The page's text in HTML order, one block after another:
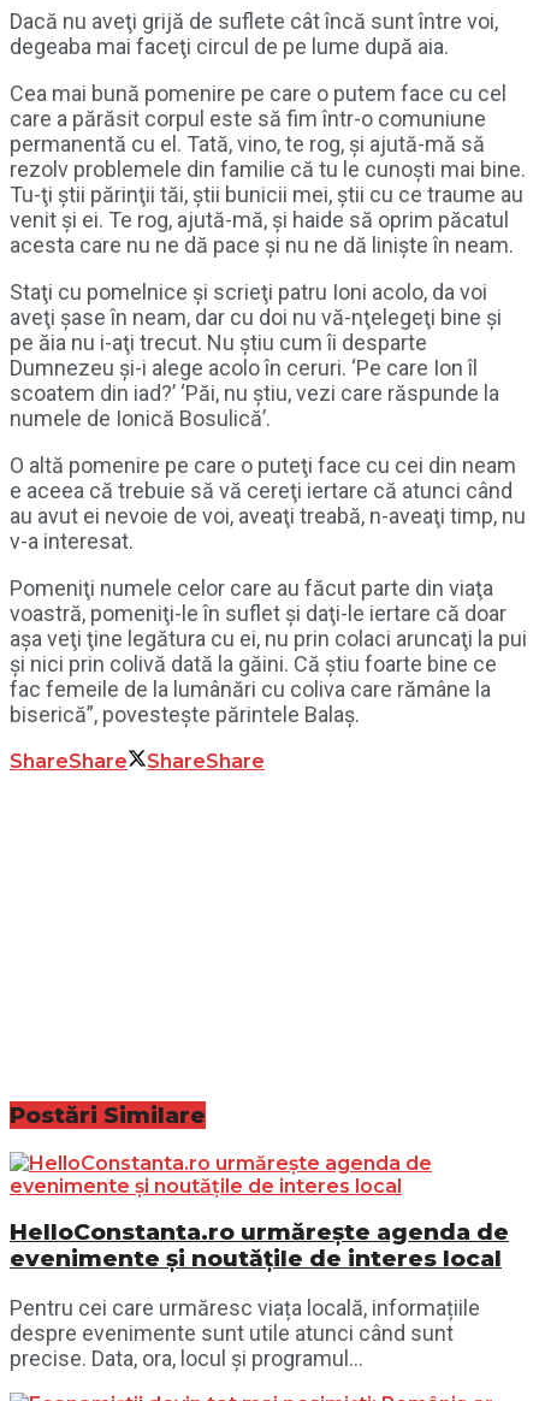
Dacă nu aveţi grijă de suflete cât încă sunt între voi,
degeaba mai faceţi circul de pe lume după aia.
Cea mai bună pomenire pe care o putem face cu cel
care a părăsit corpul este să fim într-o comuniune
permanentă cu el. Tată, vino, te rog, şi ajută-mă să
rezolv problemele din familie că tu le cunoşti mai bine.
Tu-ţi ştii părinţii tăi, ştii bunicii mei, ştii cu ce traume au
venit şi ei. Te rog, ajută-mă, şi haide să oprim păcatul
acesta care nu ne dă pace şi nu ne dă linişte în neam.
Staţi cu pomelnice şi scrieţi patru Ioni acolo, da voi
aveţi şase în neam, dar cu doi nu vă-nţelegeţi bine şi
pe ăia nu i-aţi trecut. Nu ştiu cum îi desparte
Dumnezeu şi-i alege acolo în ceruri. ‘Pe care Ion îl
scoatem din iad?’ ‘Păi, nu ştiu, vezi care răspunde la
numele de Ionică Bosulică’.
O altă pomenire pe care o puteţi face cu cei din neam
e aceea că trebuie să vă cereţi iertare că atunci când
au avut ei nevoie de voi, aveaţi treabă, n-aveaţi timp, nu
v-a interesat.
Pomeniţi numele celor care au făcut parte din viaţa
voastră, pomeniţi-le în suflet şi daţi-le iertare că doar
aşa veţi ţine legătura cu ei, nu prin colaci aruncaţi la pui
şi nici prin colivă dată la găini. Că ştiu foarte bine ce
fac femeile de la lumânări cu coliva care rămâne la
biserică”, povesteşte părintele Balaş.
ShareShare ShareShare
Postări Similare
HelloConstanta.ro urmărește agenda de
evenimente și noutățile de interes local
Pentru cei care urmăresc viața locală, informațiile
despre evenimente sunt utile atunci când sunt
precise. Data, ora, locul și programul...